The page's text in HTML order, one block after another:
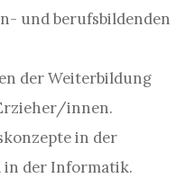
und berufsbildenden
der Weiterbildung
innen.
in der
in der Informatik.